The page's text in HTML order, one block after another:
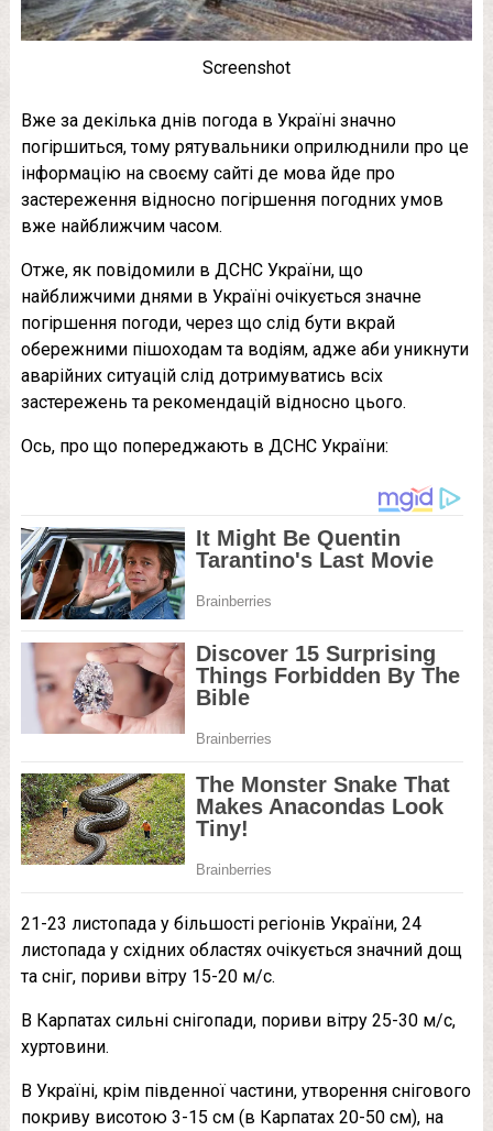
Screenshot
Вже за декілька днів погода в Україні значно
погіршиться, тому рятувальники оприлюднили про це
інформацію на своєму сайті де мова йде про
застереження відносно погіршення погодних умов
вже найближчим часом.
Отже, як повідомили в ДСНС України, що
найближчими днями в Україні очікується значне
погіршення погоди, через що слід бути вкрай
обережними пішоходам та водіям, адже аби уникнути
аварійних ситуацій слід дотримуватись всіх
застережень та рекомендацій відносно цього.
Ось, про що попереджають в ДСНС України:
21-23 листопада у більшості регіонів України, 24
листопада у східних областях очікується значний дощ
та сніг, пориви вітру 15-20 м/с.
В Карпатах сильні снігопади, пориви вітру 25-30 м/с,
хуртовини.
В Україні, крім південної частини, утворення снігового
покриву висотою 3-15 см (в Карпатах 20-50 см), на